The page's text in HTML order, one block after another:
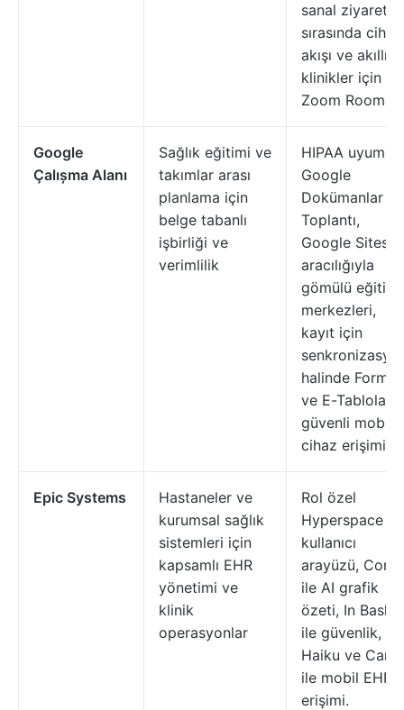
sanal ziyaretler
sırasında cihaz
akışı ve akıllı
klinikler için
Zoom Rooms.
Google
Çalıșma Alanı
Sağlık eğitimi ve
takımlar arası
planlama için
belge tabanlı
işbirliği ve
verimlilik
HIPAA uyumlu
Google
Dokümanlar ve
Toplantı,
Google Sites
aracılığıyla
gömülü eğitim
merkezleri,
kayıt için
halinde
ve E-Tablolar
güvenli mobil
cihaz erişimi
Epic Systems
Hastaneler ve
kurumsal sağlık
sistemleri için
kapsamlı EHR
yönetimi ve
klinik
operasyonlar
Rol özel
Hyperspace
kullanıcı
arayüzü,
ile AI grafik
özeti, In
ile güvenlik, ve
Haiku ve
ile mobil EHR
erişimi.